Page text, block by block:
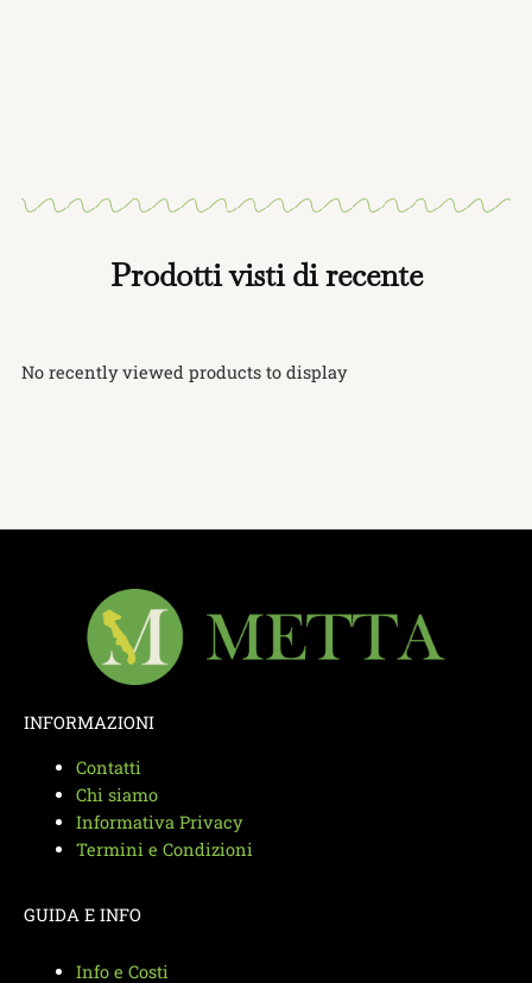
Prodotti visti di recente
No recently viewed products to display
INFORMAZIONI
Contatti
Chi siamo
Informativa Privacy
Termini e Condizioni
GUIDA E INFO
Info e Costi